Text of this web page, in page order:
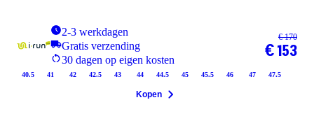
2-3 werkdagen
Gratis verzending
30 dagen op eigen kosten
40.5 41 42 42.5 43 44 44.5 45 45.5 46 47 47.5
€ 170
€ 153
Kopen